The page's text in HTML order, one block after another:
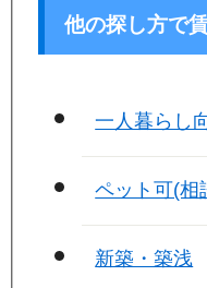
他の探し方で
一人暮らし
ペット可(相
新築・築浅